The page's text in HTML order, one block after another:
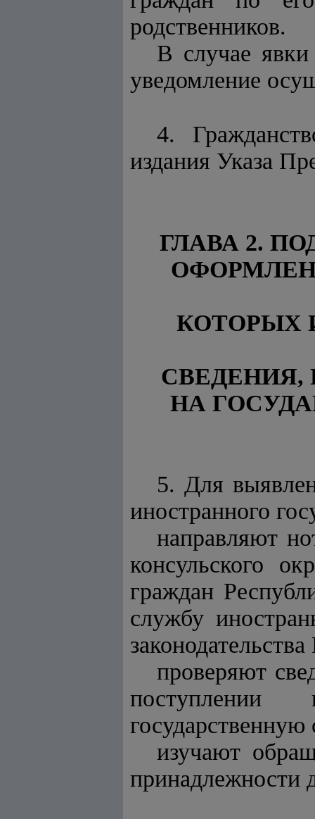
родственников.
В случае
уведомление
4.
издания Указа
ГЛАВА 2.
КОТОРЫХ
НА
5. Для
иностранного
направляют
консульского
граждан
службу
проверяют
поступлении
государственную
изучают
принадлежности